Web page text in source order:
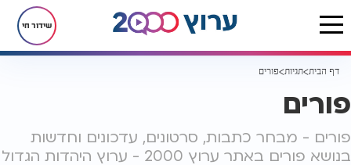
שידור חי
דף הבית תגיות פורים
פורים
פורים - מבחר כתבות, סרטונים, עדכונים וחדשות
בנושא פורים באתר ערוץ 2000 - ערוץ היהדות הגדול